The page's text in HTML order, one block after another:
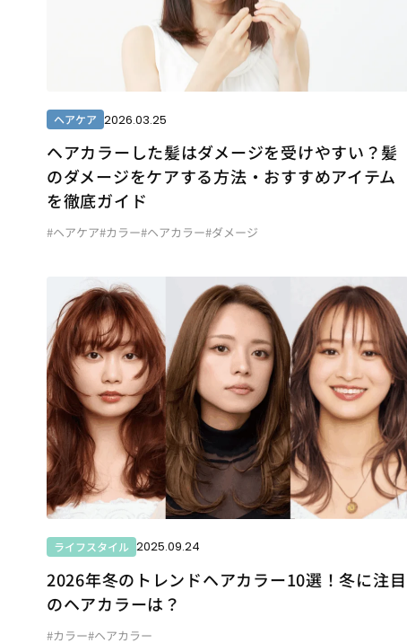
ヘアケア 2026.03.25
ヘアカラーした髪はダメージを受けやすい？髪
のダメージをケアする方法・おすすめアイテム
を徹底ガイド
#ヘアケア#カラー#ヘアカラー#ダメージ
ライフスタイル 2025.09.24
2026年冬のトレンドヘアカラー10選！冬に注目
のヘアカラーは？
#カラー#ヘアカラー